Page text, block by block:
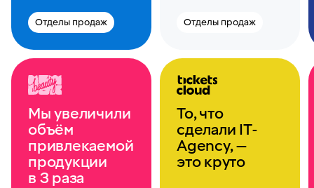
Отделы продаж Отделы продаж
Мы увеличили
объём
привлекаемой
продукции
в 3 раза
То, что
сделали IT-
Agency, —
это круто